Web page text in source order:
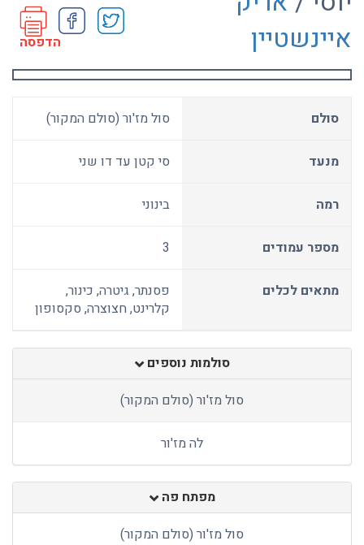
איינשטיין
הדפסה
סולם סול מז'ור (סולם המקור)
מנעד סי קטן עד דו שני
רמה בינוני
מספר עמודים 3
מתאים לכלים
פסנתר, גיטרה, כינור,
קלרינט, חצוצרה, סקסופון
סולמות נוספים
סול מז'ור (סולם המקור)
לה מז'ור
מפתח פה
סול מז'ור (סולם המקור)